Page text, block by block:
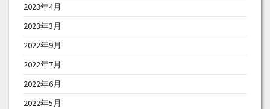
2023年4月
2023年3月
2022年9月
2022年7月
2022年6月
2022年5月